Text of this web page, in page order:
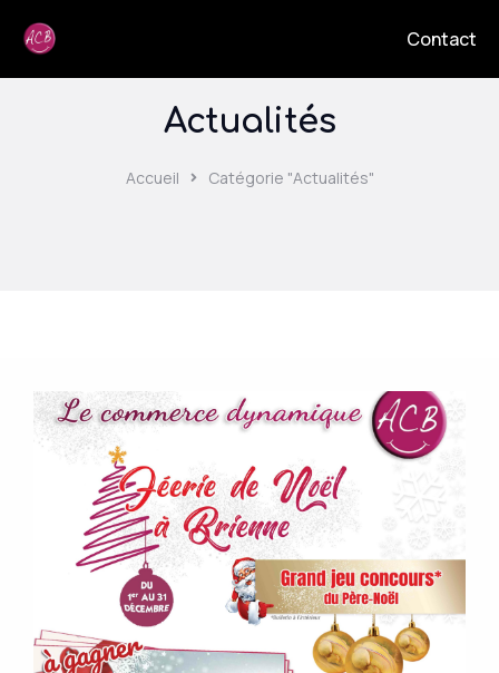
Contact
Actualités
Vous êtes ici :Accueil Catégorie "Actualités"